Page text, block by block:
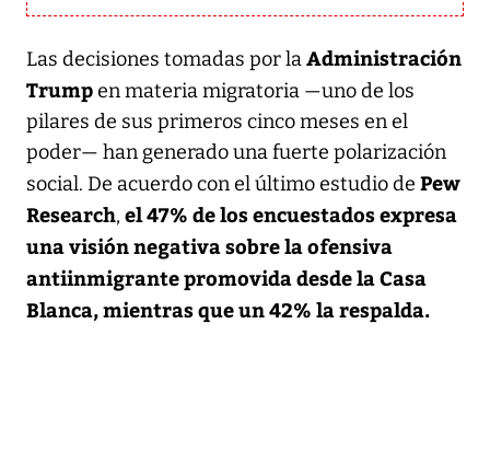
Las decisiones tomadas por laAdministración
Trumpen materia migratoria —uno de los
pilares de sus primeros cinco meses en el
poder— han generado una fuerte polarización
social. De acuerdo con el último estudio de Pew
Research, el 47% de los encuestados expresa
una visión negativa sobre la ofensiva
antiinmigrante promovida desde la Casa
Blanca, mientras que un 42% la respalda.